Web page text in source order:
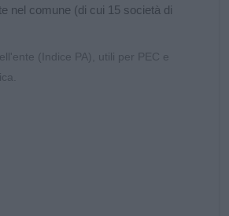
nel comune (di cui 15 società di
(Indice PA), utili per PEC e